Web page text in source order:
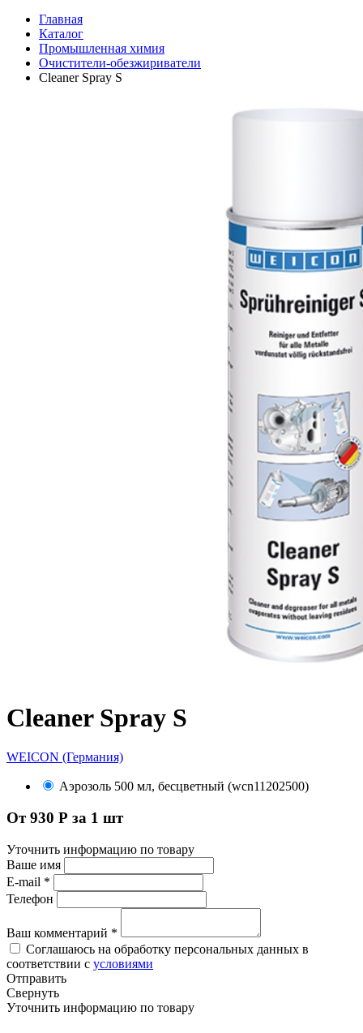
Главная
Каталог
Промышленная химия
Очистители-обезжириватели
Cleaner Spray S
Cleaner Spray S
WEICON (Германия)
Аэрозоль 500 мл, бесцветный (wcn11202500)
От 930 Р за 1 шт
Уточнить информацию по товару
Ваше имя
E-mail *
Телефон
Ваш комментарий *
Соглашаюсь на обработку персональных данных в
соответствии с условиями
Отправить
Свернуть
Уточнить информацию по товару